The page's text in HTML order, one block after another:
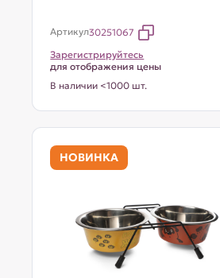
Артикул30251067
Зарегистрируйтесь
для отображения цены
В наличии <1000 шт.
НОВИНКА